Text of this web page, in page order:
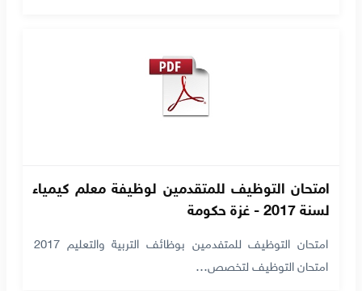
امتحان التوظيف للمتقدمين لوظيفة معلم كيمياء
لسنة 2017 - غزة حكومة
امتحان التوظيف للمتفدمين بوظائف التربية والتعليم 2017
امتحان التوظيف لتخصص…